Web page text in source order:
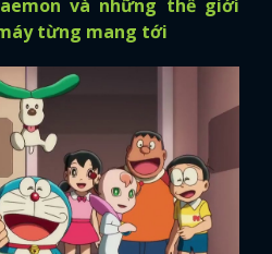
và những thế giới
từng mang tới